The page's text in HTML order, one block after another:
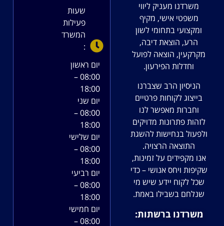
משרדנו מעניק ליווי
משפטי אישי, מקיף
ומקצועי בתחומי לשון
הרע, הוצאת דיבה,
מקרקעין, הוצאה לפועל
וחדלות הפירעון.
הניסיון הרב שצברנו
בייצוג לקוחות פרטיים
וחברות מאפשר לנו
לזהות פתרונות מדויקים
ולפעול בנחישות להשגת
התוצאה הרצויה.
אנו מקפידים על זמינות,
שקיפות ויחס אנושי – כדי
שכל לקוח יידע שיש מי
שנלחם בשבילו באמת.
משרדנו ברשתות:
שעות
פעילות
המשרד
:
יום ראשון
08:00 –
18:00
יום שני
08:00 –
18:00
יום שלישי
08:00 –
18:00
יום רביעי
08:00 –
18:00
יום חמישי
08:00 –